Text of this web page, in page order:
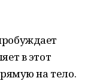
в этот
на тело.